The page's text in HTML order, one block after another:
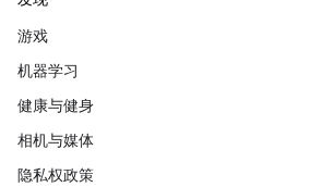
游戏
机器学习
健康与健身
相机与媒体
隐私权政策